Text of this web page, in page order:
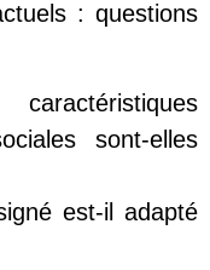
: questions
sont-elles
est-il adapté